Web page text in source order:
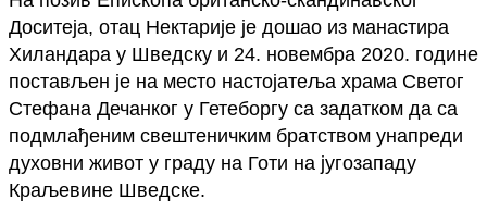
Доситеја, отац Нектарије је дошао из манастира
Хиландара у Шведску и 24. новембра 2020. године
постављен је на место настојатеља храма Светог
Стефана Дечанког у Гетеборгу са задатком да са
подмлађеним свештеничким братством унапреди
духовни живот у граду на Готи на југозападу
Краљевине Шведске.